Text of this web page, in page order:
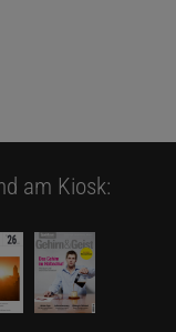
am Kiosk: